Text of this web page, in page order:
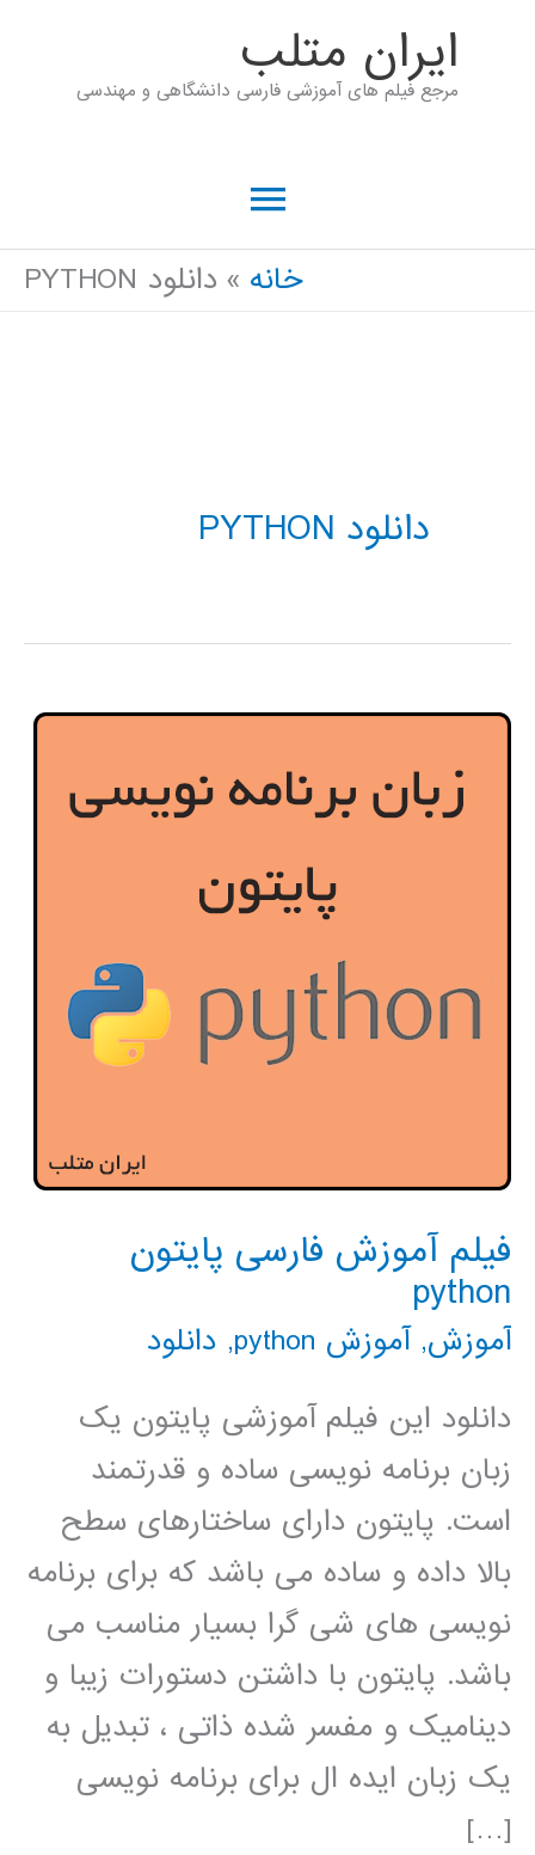
ايران متلب
مرجع فیلم های آموزشی فارسی دانشگاهی و مهندسی
فهرست
اصلی
خانه دانلود PYTHON
دانلود PYTHON
فیلم آموزش فارسی پایتون
python
آموزش,آموزش python , دانلود
دانلود این فیلم آموزشی پایتون یک
زبان برنامه نویسی ساده و قدرتمند
است. پایتون دارای ساختارهای سطح
بالا داده و ساده می باشد که برای برنامه
نویسی های شی گرا بسیار مناسب می
باشد. پایتون با داشتن دستورات زیبا و
دینامیک و مفسر شده ذاتی ، تبدیل به
یک زبان ایده ال برای برنامه نویسی
[…]